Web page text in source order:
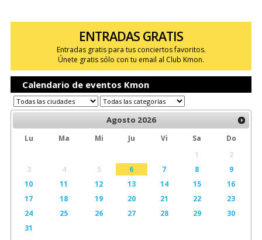
ENTRADAS GRATIS
Entradas gratis para tus conciertos favoritos.
Únete gratis sólo con tu email al Club Kmon.
Calendario de eventos Kmon
Agosto 2026
Lu Ma Mi Ju Vi Sa
Do
1
2
3
4 5 6 7 8
9
10
11 12 13 14 15
16
17
18 19 20 21 22
23
24
25 26 27 28 29
30
31